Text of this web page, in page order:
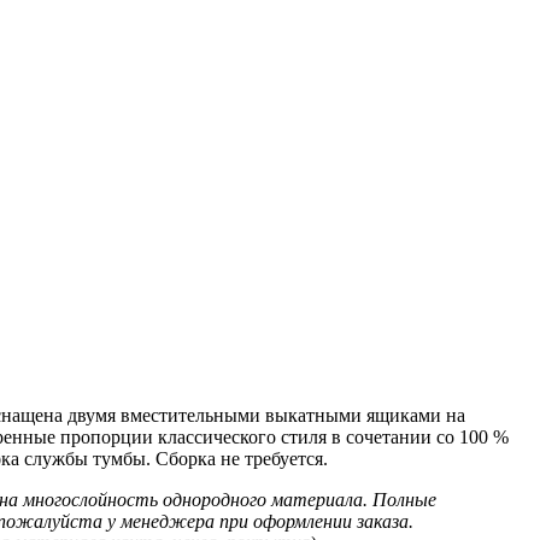
двумя вместительными выкатными ящиками на
пропорции классического стиля в сочетании со 100 %
службы тумбы. Сборка не требуется.
многослойность однородного материала. Полные
у менеджера при оформлении заказа.